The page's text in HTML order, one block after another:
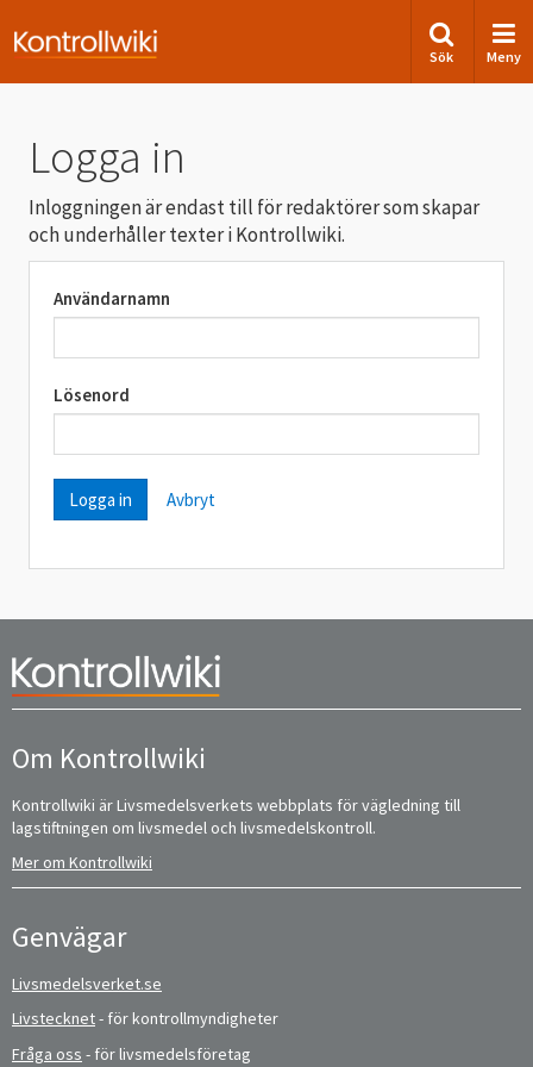
Sök Meny
Logga in
Inloggningen är endast till för redaktörer som skapar
och underhåller texter i Kontrollwiki.
Användarnamn
Lösenord
Avbryt
Om Kontrollwiki
Kontrollwiki är Livsmedelsverkets webbplats för vägledning till
lagstiftningen om livsmedel och livsmedelskontroll.
Mer om Kontrollwiki
Genvägar
Livsmedelsverket.se
Livstecknet- för kontrollmyndigheter
Fråga oss - för livsmedelsföretag